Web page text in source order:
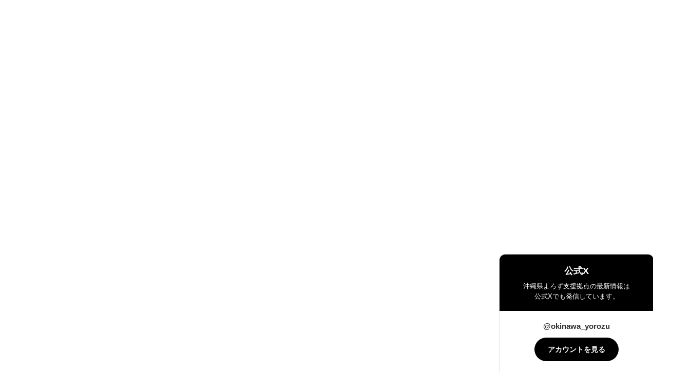
公式X
沖縄県よろず支援拠点の最新情報は
公式Xでも発信しています。
@okinawa_yorozu
アカウントを見る